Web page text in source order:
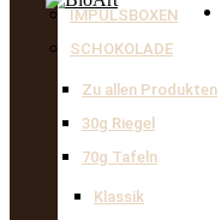
IMPULSBOXEN
SCHOKOLADE
Zu allen Produkten
30g Riegel
70g Tafeln
Klassik